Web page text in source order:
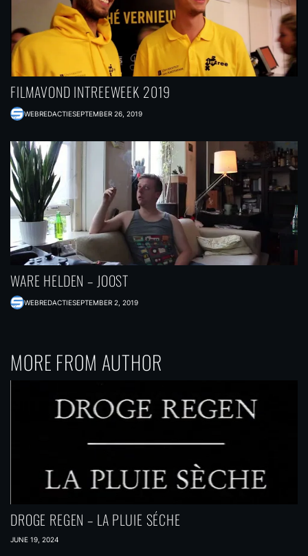
FILMAVOND INTREEWEEK 2019
WEBREDACTIESEPTEMBER 26, 2019
WARE HELDEN – JOOST
WEBREDACTIESEPTEMBER 2, 2019
MORE FROM AUTHOR
DROGE REGEN – LA PLUIE SÉCHE
JUNE 19, 2024